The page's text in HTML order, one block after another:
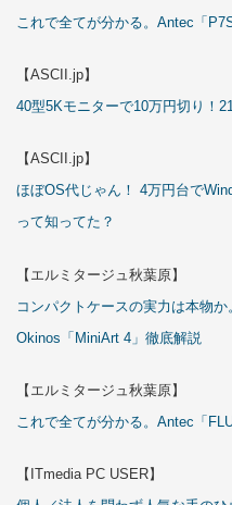
これで全てが分かる。Antec「
【ASCII.jp】
40型5Kモニターで10万円切り！
【ASCII.jp】
ほぼOS代じゃん！ 4万円台で
って知ってた？
【エルミタージュ秋葉原】
コンパクトケースの実力は本物か
Okinos「MiniArt 4」徹底解説
【エルミタージュ秋葉原】
これで全てが分かる。Antec「
【ITmedia PC USER】